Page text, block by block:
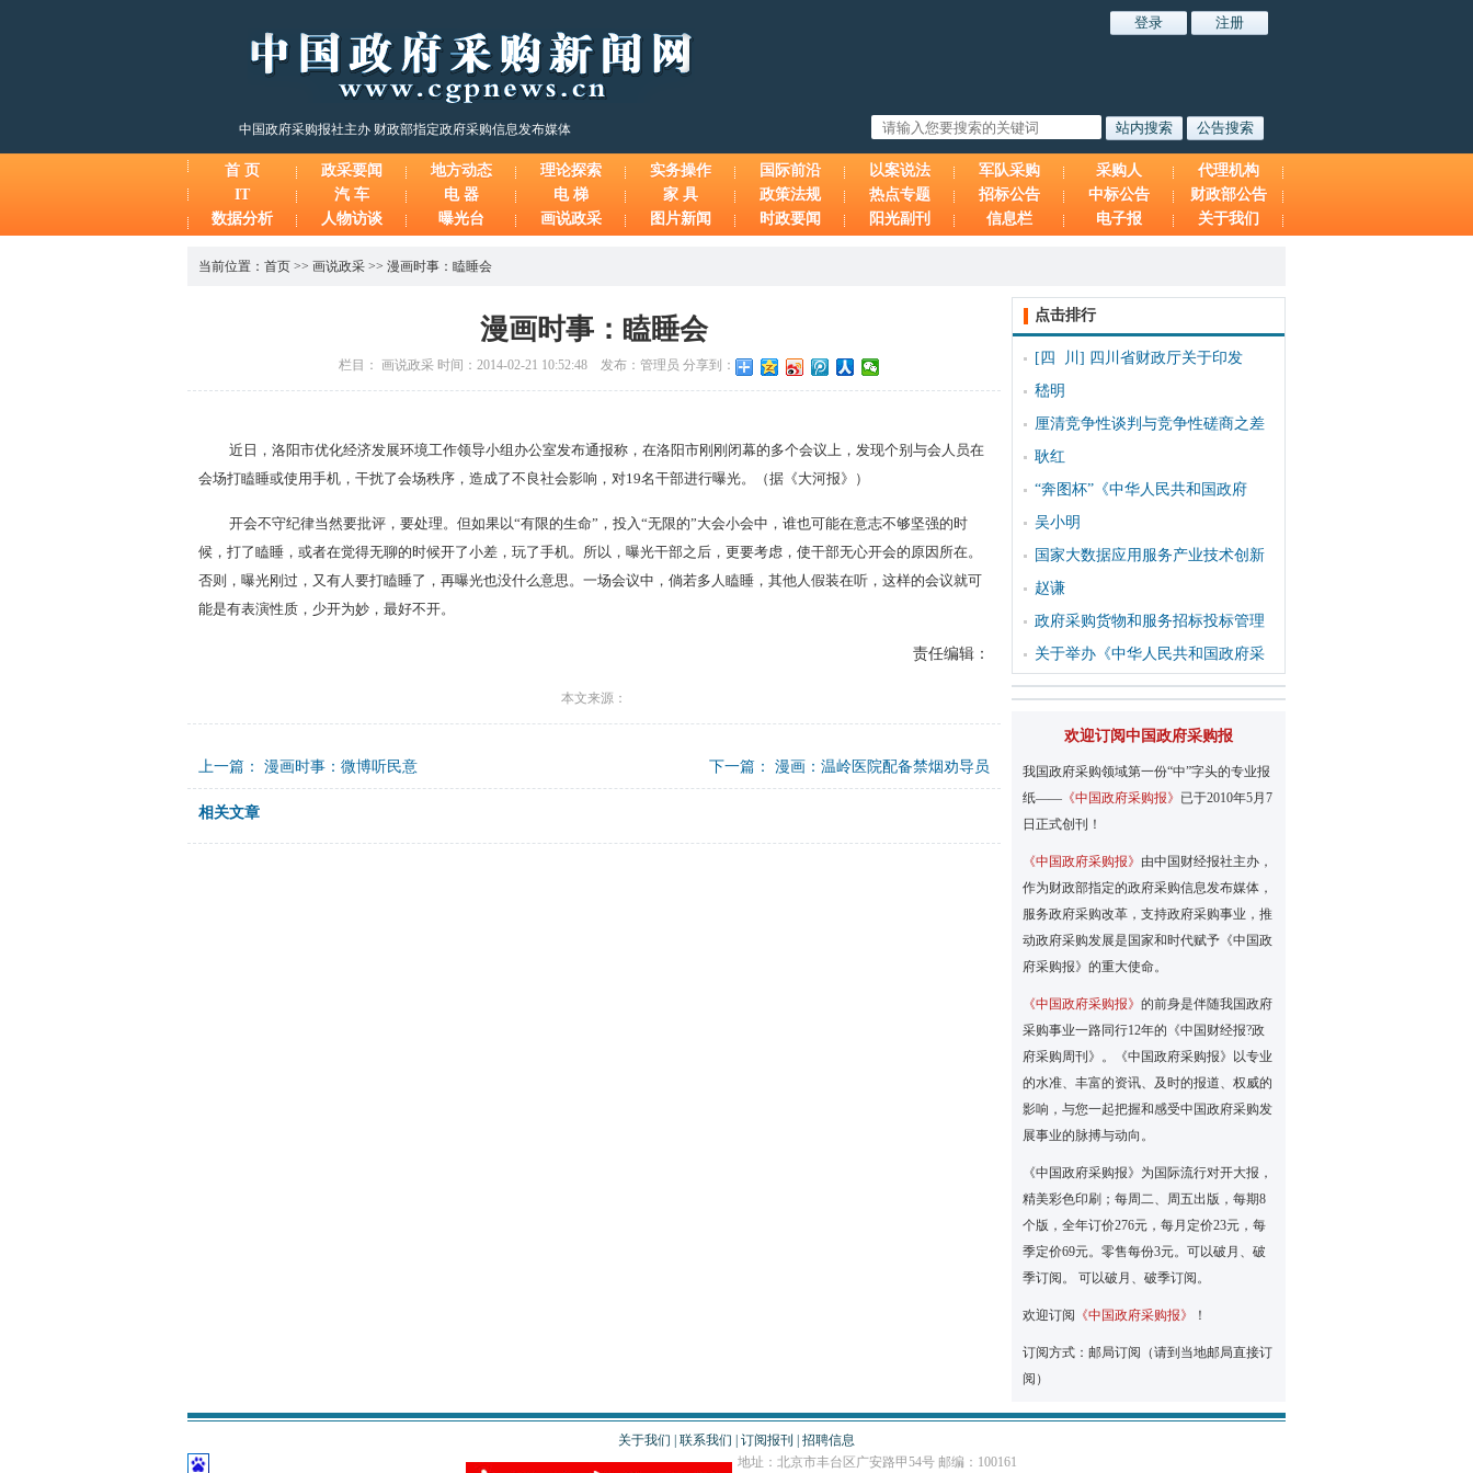
中国政府采购报社主办 财政部指定政府采购信息发布媒体
首 页 政采要闻 地方动态 理论探索 实务操作 国际前沿 以案说法 军队采购 采购人
代理机构
IT
汽 车 电 器 电 梯 家 具 政策法规 热点专题 招标公告 中标公告
财政部公告
数据分析
人物访谈 曝光台 画说政采 图片新闻 时政要闻 阳光副刊 信息栏 电子报 关于我们
当前位置： 首页 >> 画说政采 >> 漫画时事：瞌睡会
漫画时事：瞌睡会
栏目： 画说政采 时间：2014-02-21 10:52:48 发布：管理员 分享到：
近日，洛阳市优化经济发展环境工作领导小组办公室发布通报称，在洛阳市刚刚闭幕的多个会议上，发现个别与会人员在
会场打瞌睡或使用手机，干扰了会场秩序，造成了不良社会影响，对19名干部进行曝光。（据《大河报》）
开会不守纪律当然要批评，要处理。但如果以“有限的生命”，投入“无限的”大会小会中，谁也可能在意志不够坚强的时
候，打了瞌睡，或者在觉得无聊的时候开了小差，玩了手机。所以，曝光干部之后，更要考虑，使干部无心开会的原因所在。
否则，曝光刚过，又有人要打瞌睡了，再曝光也没什么意思。一场会议中，倘若多人瞌睡，其他人假装在听，这样的会议就可
能是有表演性质，少开为妙，最好不开。
责任编辑：
本文来源：
下一篇： 漫画：温岭医院配备禁烟劝导员
上一篇： 漫画时事：微博听民意
相关文章
点击排行
[四 川] 四川省财政厅关于印发
嵇明
厘清竞争性谈判与竞争性磋商之差
耿红
“奔图杯”《中华人民共和国政府
吴小明
国家大数据应用服务产业技术创新
赵谦
政府采购货物和服务招标投标管理
关于举办《中华人民共和国政府采
欢迎订阅中国政府采购报
我国政府采购领域第一份“中”字头的专业报
纸—— 《中国政府采购报》 已于2010年5月7
日正式创刊！
《中国政府采购报》 由中国财经报社主办，
作为财政部指定的政府采购信息发布媒体，
服务政府采购改革，支持政府采购事业，推
动政府采购发展是国家和时代赋予《中国政
府采购报》的重大使命。
《中国政府采购报》 的前身是伴随我国政府
采购事业一路同行12年的《中国财经报?政
府采购周刊》。《中国政府采购报》以专业
的水准、丰富的资讯、及时的报道、权威的
影响，与您一起把握和感受中国政府采购发
展事业的脉搏与动向。
《中国政府采购报》为国际流行对开大报，
精美彩色印刷；每周二、周五出版，每期8
个版，全年订价276元，每月定价23元，每
季定价69元。零售每份3元。可以破月、破
季订阅。 可以破月、破季订阅。
欢迎订阅 《中国政府采购报》 ！
订阅方式：邮局订阅（请到当地邮局直接订
阅）
关于我们 联系我们 订阅报刊
招聘信息
地址：北京市丰台区广安路甲54号 邮编：100161